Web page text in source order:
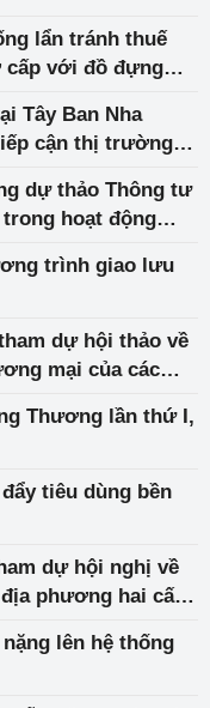
lẩn tránh thuế
cấp với đồ đựng
Tây Ban Nha
cận thị trường
dự thảo Thông tư
hoạt động
trình giao lưu
dự hội thảo về
mại của các
Thương lần thứ I,
tiêu dùng bền
dự hội nghị về
phương hai cấp,
lên hệ thống